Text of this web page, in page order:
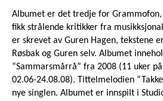
Albumet er det tredje for
fikk strålende kritikker fra
er skrevet av Guren Hagen, tekstene
Røsbak og Guren selv. Albumet
“Sammarsmårrå” fra 2008 (11 uker
02.06-24.08.08). Tittelmelodien
nye singlen. Albumet er innspilt i